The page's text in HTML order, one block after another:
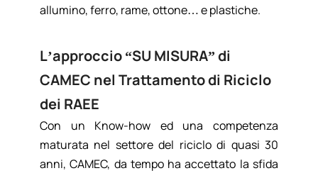
allumino, ferro, rame, ottone… e plastiche.
L’approccio “SU MISURA” di
CAMEC nel Trattamento di Riciclo
dei RAEE
Con un Know-how ed una competenza
maturata nel settore del riciclo di quasi 30
anni, CAMEC, da tempo ha accettato la sfida